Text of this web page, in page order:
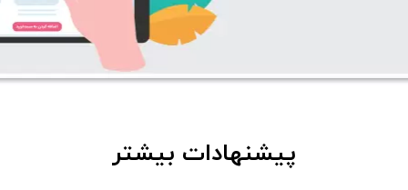
پیشنهادات بیشتر